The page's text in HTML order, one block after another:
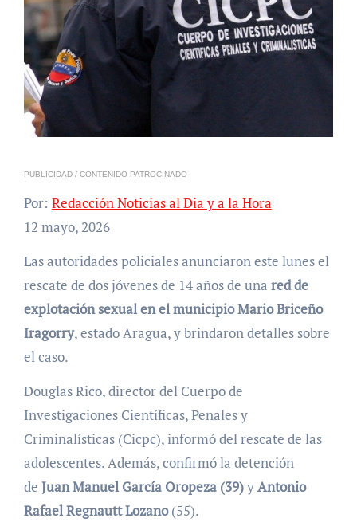
PUBLICIDAD / CONTENIDO PATROCINADO
Por: Redacción Noticias al Dia y a la Hora
12 mayo, 2026
Las autoridades policiales anunciaron este lunes el
rescate de dos jóvenes de 14 años de una red de
explotación sexual en el municipio Mario Briceño
Iragorry, estado Aragua, y brindaron detalles sobre
el caso.
Douglas Rico, director del Cuerpo de
Investigaciones Científicas, Penales y
Criminalísticas (Cicpc), informó del rescate de las
adolescentes. Además, confirmó la detención
de Juan Manuel García Oropeza (39)yAntonio
Rafael Regnautt Lozano(55).